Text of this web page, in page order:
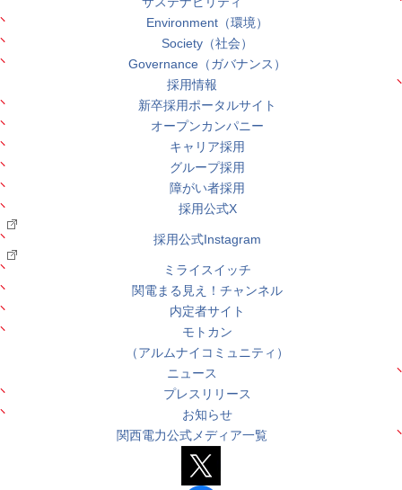
Environment（環境）
Society（社会）
Governance（ガバナンス）
採用情報
新卒採用ポータルサイト
オープンカンパニー
キャリア採用
グループ採用
障がい者採用
採用公式X
採用公式Instagram
ミライスイッチ
関電まる見え！チャンネル
内定者サイト
モトカン
（アルムナイコミュニティ）
ニュース
プレスリリース
お知らせ
関西電力公式メディア一覧